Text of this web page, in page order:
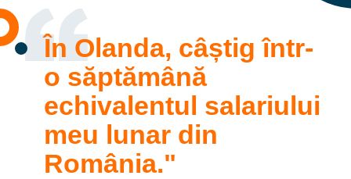
În Olanda, câștig într-
o săptămână
echivalentul salariului
meu lunar din
România.